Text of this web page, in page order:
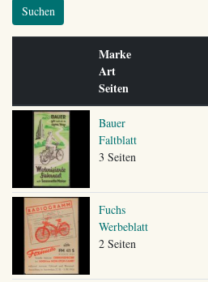
Suchen
Marke
Art
Seiten
Bauer
Faltblatt
3 Seiten
Fuchs
Werbeblatt
2 Seiten